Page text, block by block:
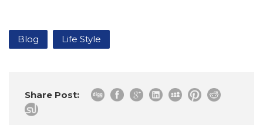
Blog Life Style
Share Post: